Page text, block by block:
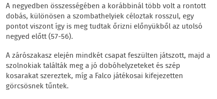
A negyedben összességében a korábbinál több volt a rontott
dobás, különösen a szombathelyiek céloztak rosszul, egy
pontot viszont így is meg tudtak őrizni előnyükből az utolsó
negyed előtt (57-56).
A zárószakasz elején mindkét csapat feszülten játszott, majd a
szolnokiak találták meg a jó dobóhelyzeteket és szép
kosarakat szereztek, míg a Falco játékosai kifejezetten
görcsösnek tűntek.